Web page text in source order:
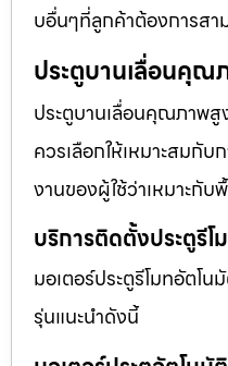
บอื่นๆที่ลูกค้าต้องการสา
ประตูบานเลื่อนคุณ
ประตูบานเลื่อนคุณภาพสู
ควรเลือกให้เหมาะสมกั
งานของผู้ใช้ว่าเหมาะกั
บริการติดตั้งประตูรีโ
มอเตอร์ประตูรีโมทอัตโ
รุ่นแนะนำดังนี้